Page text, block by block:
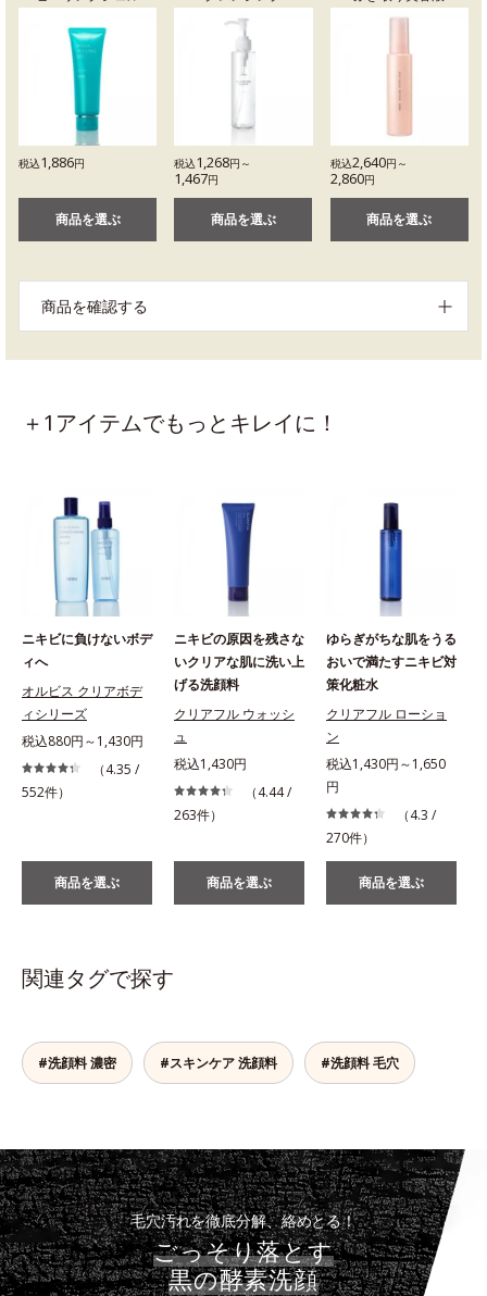
税込1,886円
商品を選ぶ
税込1,268円～
1,467円
商品を選ぶ
税込2,640円～
2,860円
商品を選ぶ
商品を確認する
＋1アイテムでもっとキレイに！
ニキビに負けないボデ
ィへ
オルビス クリアボデ
ィシリーズ
税込880円～1,430円
（4.35 /
552件）
商品を選ぶ
ニキビの原因を残さな
いクリアな肌に洗い上
げる洗顔料
クリアフル ウォッシ
ュ
税込1,430円
（4.44 /
263件）
商品を選ぶ
ゆらぎがちな肌をうる
おいで満たすニキビ対
策化粧水
クリアフル ローショ
ン
税込1,430円～1,650
円
（4.3 /
270件）
商品を選ぶ
関連タグで探す
#洗顔料 濃密 #スキンケア 洗顔料 #洗顔料 毛穴
毛穴汚れを徹底分解、絡めとる！
ごっそり落とす
黒の酵素洗顔